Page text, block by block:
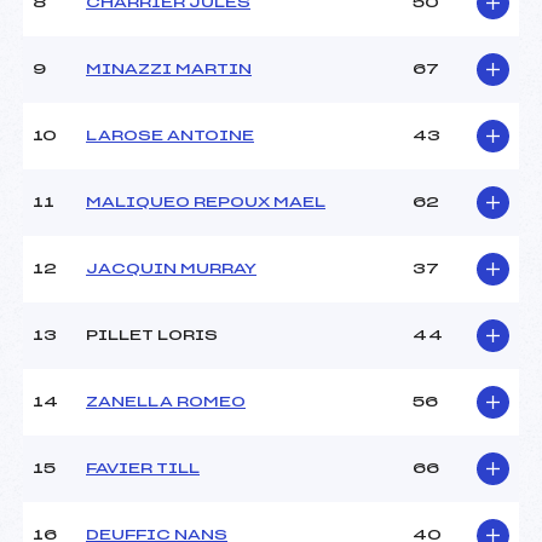
8 CHARRIER JULES 50
9 MINAZZI MARTIN 67
10 LAROSE ANTOINE 43
11 MALIQUEO REPOUX MAEL 62
12 JACQUIN MURRAY 37
13 PILLET LORIS 44
14 ZANELLA ROMEO 56
15 FAVIER TILL 66
16 DEUFFIC NANS 40